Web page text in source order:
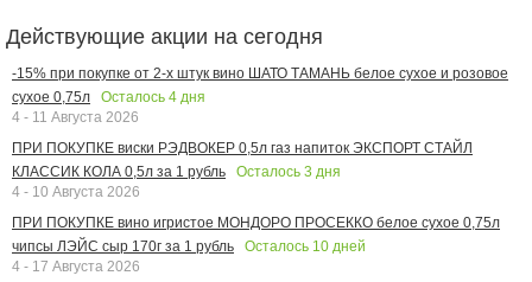
Действующие акции на сегодня
-15% при покупке от 2-х штук вино ШАТО ТАМАНЬ белое сухое и розовое
сухое 0,75л
Осталось 4 дня
4 - 11 Августа 2026
ПРИ ПОКУПКЕ виски РЭДВОКЕР 0,5л газ напиток ЭКСПОРТ СТАЙЛ
КЛАССИК КОЛА 0,5л за 1 рубль
Осталось 3 дня
4 - 10 Августа 2026
ПРИ ПОКУПКЕ вино игристое МОНДОРО ПРОСЕККО белое сухое 0,75л
чипсы ЛЭЙС сыр 170г за 1 рубль
Осталось 10 дней
4 - 17 Августа 2026